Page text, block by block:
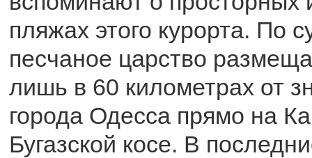
пляжах этого курорта. По
песчаное царство
лишь в 60 километрах от
города Одесса прямо на
Бугазской косе. В